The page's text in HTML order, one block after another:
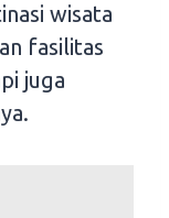
wisata
fasilitas
juga